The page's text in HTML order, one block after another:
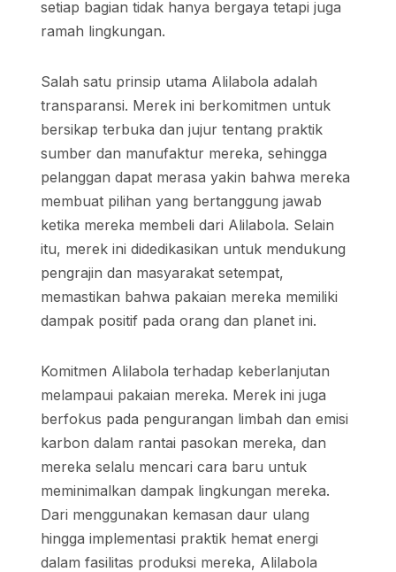
setiap bagian tidak hanya bergaya tetapi juga
ramah lingkungan.
Salah satu prinsip utama Alilabola adalah
transparansi. Merek ini berkomitmen untuk
bersikap terbuka dan jujur tentang praktik
sumber dan manufaktur mereka, sehingga
pelanggan dapat merasa yakin bahwa mereka
membuat pilihan yang bertanggung jawab
ketika mereka membeli dari Alilabola. Selain
itu, merek ini didedikasikan untuk mendukung
pengrajin dan masyarakat setempat,
memastikan bahwa pakaian mereka memiliki
dampak positif pada orang dan planet ini.
Komitmen Alilabola terhadap keberlanjutan
melampaui pakaian mereka. Merek ini juga
berfokus pada pengurangan limbah dan emisi
karbon dalam rantai pasokan mereka, dan
mereka selalu mencari cara baru untuk
meminimalkan dampak lingkungan mereka.
Dari menggunakan kemasan daur ulang
hingga implementasi praktik hemat energi
dalam fasilitas produksi mereka, Alilabola